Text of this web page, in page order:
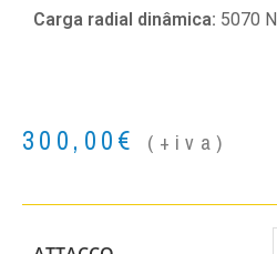
Carga radial dinâmica: 5070 N
300,00€ (+iva)